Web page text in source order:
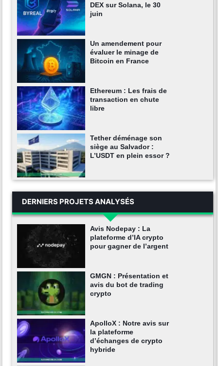
DEX sur Solana, le 30
juin
Un amendement pour
évaluer le minage de
Bitcoin en France
Ethereum : Les frais de
transaction en chute
libre
Tether déménage son
siège au Salvador :
L’USDT en plein essor ?
DERNIERS PROJETS ANALYSÉS
Avis Nodepay : La
plateforme d’IA crypto
pour gagner de l’argent
GMGN : Présentation et
avis du bot de trading
crypto
ApolloX : Notre avis sur
la plateforme
d’échanges de crypto
hybride